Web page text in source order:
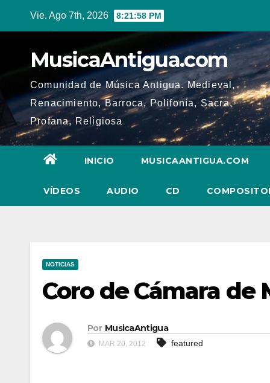
Vie. Ago 7th, 2026 8:21:59 PM
MusicaAntigua.com
Comunidad de Música Antigua. Medieval,
Renacimiento, Barroca, Polifonía, Sacra,
Profana, Religiosa
INICIO MUSICAANTIGUA.COM
VÍDEOS AUDIO CD
NOTICIAS
Coro de Cámara de
Por MusicaAntigua
MAR 20, 2012 featured